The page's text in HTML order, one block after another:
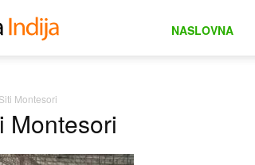
NASLOVNA
Siti Montesori
Montesori